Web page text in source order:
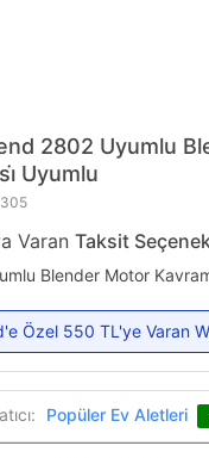
2802 Uyumlu
Uyumlu
Varan Taksit
Blender Motor
Özel 550 TL'ye Varan
Popüler Ev Aletleri